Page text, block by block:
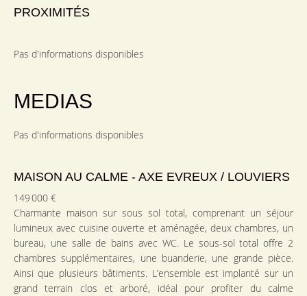
PROXIMITÉS
Pas d'informations disponibles
MEDIAS
Pas d'informations disponibles
MAISON AU CALME - AXE EVREUX / LOUVIERS
149 000 €
Charmante maison sur sous sol total, comprenant un séjour
lumineux avec cuisine ouverte et aménagée, deux chambres, un
bureau, une salle de bains avec WC. Le sous-sol total offre 2
chambres supplémentaires, une buanderie, une grande pièce.
Ainsi que plusieurs bâtiments. L’ensemble est implanté sur un
grand terrain clos et arboré, idéal pour profiter du calme